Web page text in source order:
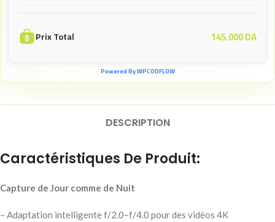
Prix Total 145.000DA
Powered By WPCODFLOW
DESCRIPTION
Caractéristiques De Produit:
Capture de Jour comme de Nuit
– Adaptation intelligente f/2.0–f/4.0 pour des vidéos 4K